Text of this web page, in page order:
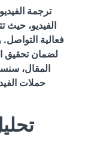
ترجمة
الفيديو،
فعالية
لضمان تحقيق
المقال،
حملات